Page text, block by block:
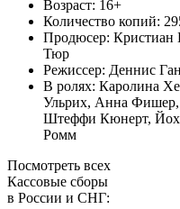
Возраст: 16+
Количество копий:
Продюсер: Кристиан
Тюр
Режиссер: Деннис
В ролях: Каролина
Ульрих, Анна Фишер,
Штеффи Кюнерт,
Ромм
Посмотреть всех
Кассовые сборы
в России и СНГ: